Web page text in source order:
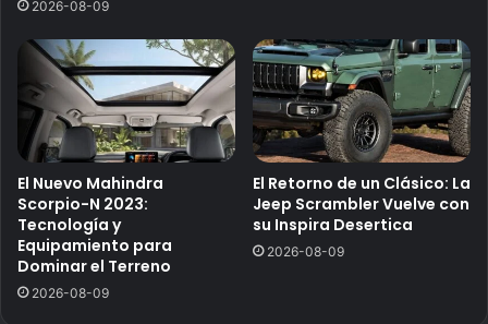
2026-08-09
El Nuevo Mahindra
Scorpio-N 2023:
Tecnología y
Equipamiento para
Dominar el Terreno
2026-08-09
El Retorno de un Clásico: La
Jeep Scrambler Vuelve con
su Inspira Desertica
2026-08-09